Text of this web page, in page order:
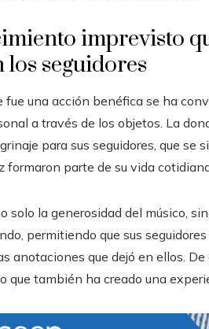
imprevisto
seguidores
fue una acción benéfica se ha
a través de los objetos. La
para sus seguidores, que
formaron parte de su vida
solo la generosidad del músico,
permitiendo que sus
anotaciones que dejó en ellos.
que también ha creado una